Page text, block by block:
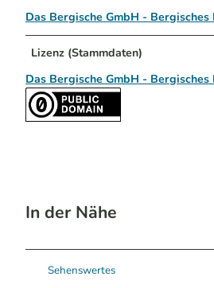
Das Bergische GmbH - Bergisches
Lizenz (Stammdaten)
Das Bergische GmbH - Bergisches
In der Nähe
Sehenswertes